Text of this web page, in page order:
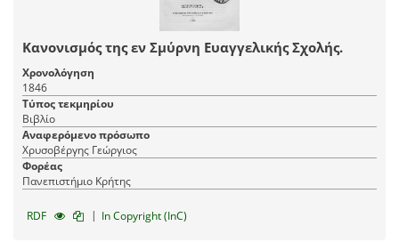
Κανονισμός της εν Σμύρνη Ευαγγελικής Σχολής.
Χρονολόγηση
1846
Τύπος τεκμηρίου
Βιβλίο
Αναφερόμενο πρόσωπο
Χρυσοβέργης Γεώργιος
Φορέας
Πανεπιστήμιο Κρήτης
RDF | In Copyright (InC)